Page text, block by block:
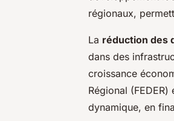
régionaux,
La réduction des
dans des
croissance
Régional
dynamique, en